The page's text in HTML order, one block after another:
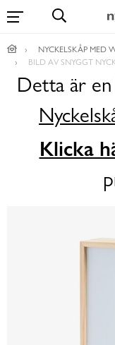
NYCKELSKÅP MED
BILD AV SNYGGT
Detta är
Klicka